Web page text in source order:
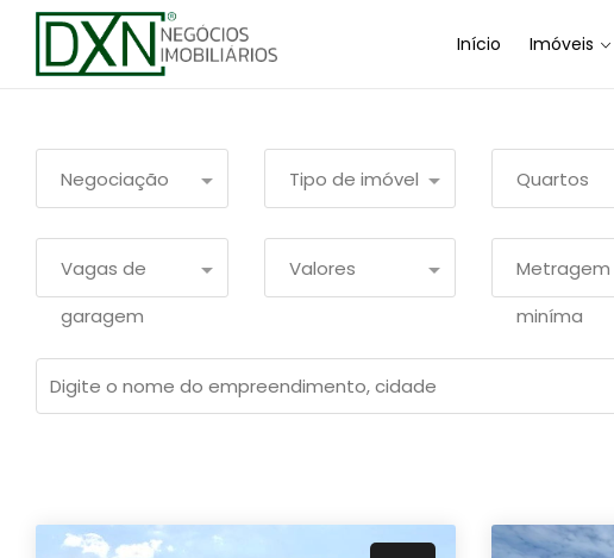
Início Imóveis
Negociação Tipo de imóvel Quartos
Vagas de
garagem
Valores
Metragem
miníma